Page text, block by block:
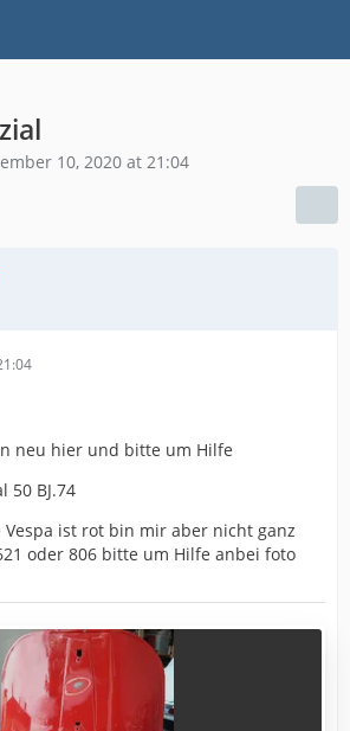
10, 2020 at 21:04
neu hier und bitte um Hilfe
50 BJ.74
Vespa ist rot bin mir aber nicht ganz
oder 806 bitte um Hilfe anbei foto